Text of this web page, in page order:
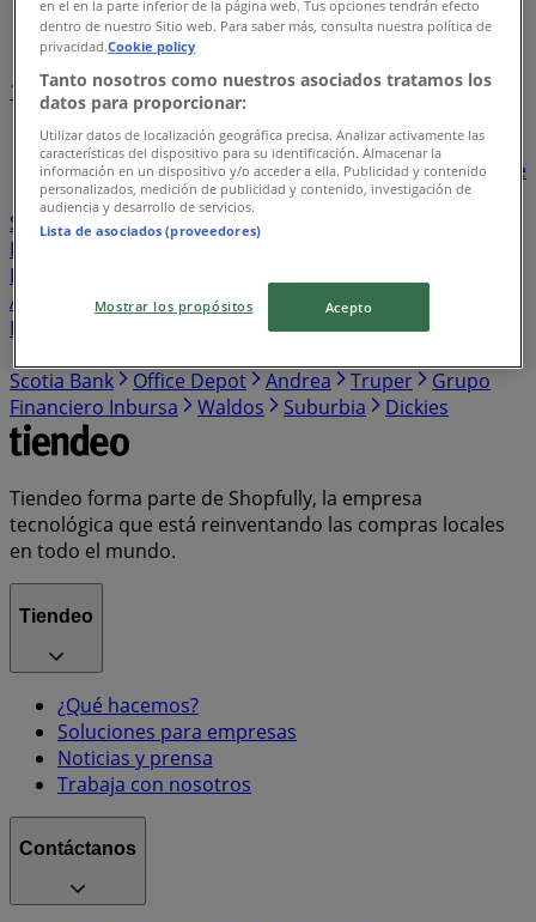
Índice de negocios en Amaxac de Guerrero
1 45
26
Bodega Aurrera
BBVA Bancomer Walmart
Banorte
Santander
Sam's Club
Farmacias Similares
Soriana Híper
Farmacias Guadalajara
Farmacias del Ahorro
Estafeta
Western Union Chedraui
Banco
Azteca
S-Mart OXXO Casa Ley Woolworth
Mercado
Banamex Costco Merco
Scotia Bank
Office Depot Andrea Truper
Grupo
Financiero Inbursa
Waldos Suburbia Dickies
Tiendeo forma parte de Shopfully, la empresa
tecnológica que está reinventando las compras locales
en todo el mundo.
Tiendeo
¿Qué hacemos?
Soluciones para empresas
Noticias y prensa
Trabaja con nosotros
Contáctanos
en el en la parte inferior de la página web. Tus opciones tendrán efecto
dentro de nuestro Sitio web. Para saber más, consulta nuestra política de
privacidad.Cookie policy
Tanto nosotros como nuestros asociados tratamos los
datos para proporcionar:
Utilizar datos de localización geográfica precisa. Analizar activamente las
características del dispositivo para su identificación. Almacenar la
información en un dispositivo y/o acceder a ella. Publicidad y contenido
personalizados, medición de publicidad y contenido, investigación de
audiencia y desarrollo de servicios.
Lista de asociados (proveedores)
Mostrar los propósitos Acepto